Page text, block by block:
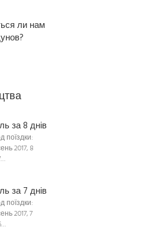
ли нам
за 8 днів
поїздки:
2017, 8
за 7 днів
поїздки:
2017, 7